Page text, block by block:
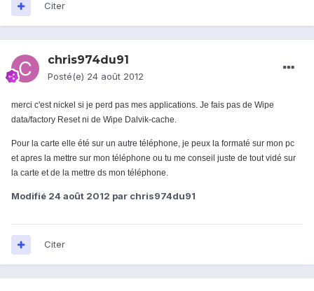
Citer
chris974du91
Posté(e) 24 août 2012
merci c'est nickel si je perd pas mes applications. Je fais pas de Wipe
data/factory Resetni de Wipe Dalvik-cache.
Pour la carte elle été sur un autre téléphone, je peux la formaté sur mon pc
et apres la mettre sur mon téléphone ou tu me conseil juste de tout vidé sur
la carte et de la mettre ds mon téléphone.
Modifié 24 août 2012 par chris974du91
Citer